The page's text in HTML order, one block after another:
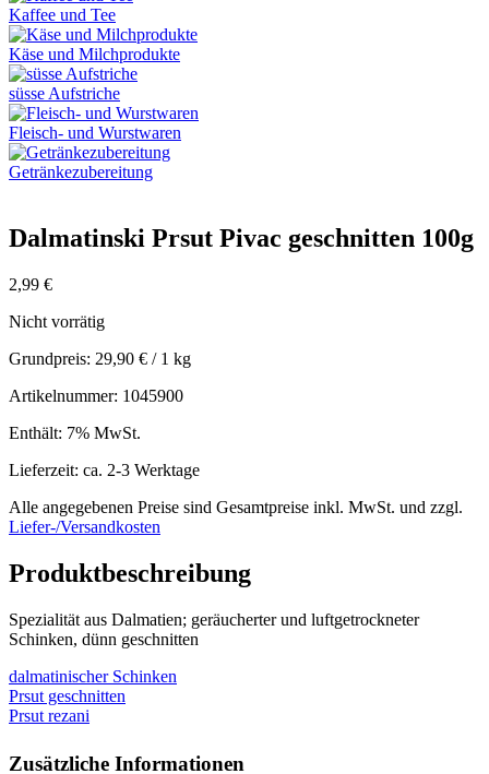
Kaffee und Tee
Käse und Milchprodukte
süsse Aufstriche
Fleisch- und Wurstwaren
Getränkezubereitung
Dalmatinski Prsut Pivac geschnitten 100g
2,99 €
Nicht vorrätig
Grundpreis: 29,90 € / 1 kg
Artikelnummer: 1045900
Enthält: 7% MwSt.
Lieferzeit: ca. 2-3 Werktage
Alle angegebenen Preise sind Gesamtpreise inkl. MwSt. und zzgl.
Liefer-/Versandkosten
Produktbeschreibung
Spezialität aus Dalmatien; geräucherter und luftgetrockneter
Schinken, dünn geschnitten
dalmatinischer Schinken
Prsut geschnitten
Prsut rezani
Zusätzliche Informationen